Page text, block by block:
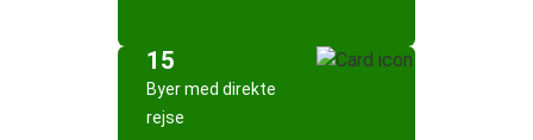
15
Byer med direkte
rejse